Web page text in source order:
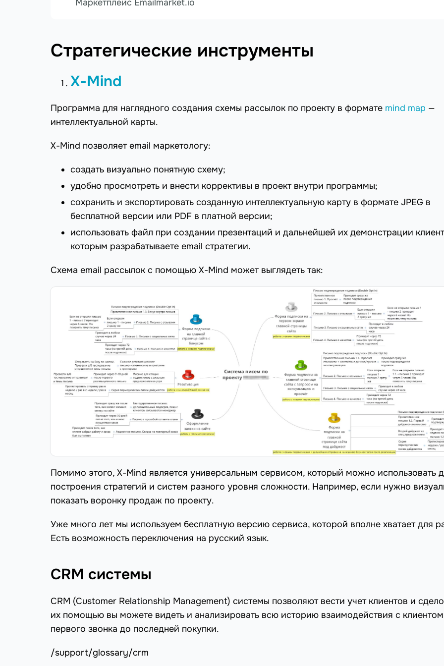
Маркетплейс Emailmarket.io
Стратегические инструменты
X-Mind
Программа для наглядного создания схемы рассылок по проекту в формате mind map —
интеллектуальной карты.
X-Mind позволяет email маркетологу:
создать визуально понятную схему;
удобно просмотреть и внести коррективы в проект внутри программы;
сохранить и экспортировать созданную интеллектуальную карту в формате JPEG в
бесплатной версии или PDF в платной версии;
использовать файл при создании презентаций и дальнейшей их демонстрации
которым разрабатываете email стратегии.
Схема email рассылок с помощью X-Mind может выглядеть так:
Помимо этого, X-Mind является универсальным сервисом, который можно использовать
построения стратегий и систем разного уровня сложности. Например, если нужно
показать воронку продаж по проекту.
Уже много лет мы используем бесплатную версию сервиса, которой вполне хватает для
Есть возможность переключения на русский язык.
CRM системы
CRM (Customer Relationship Management) системы позволяют вести учет клиентов и
их помощью вы можете видеть и анализировать всю историю взаимодействия с
первого звонка до последней покупки.
/support/glossary/crm